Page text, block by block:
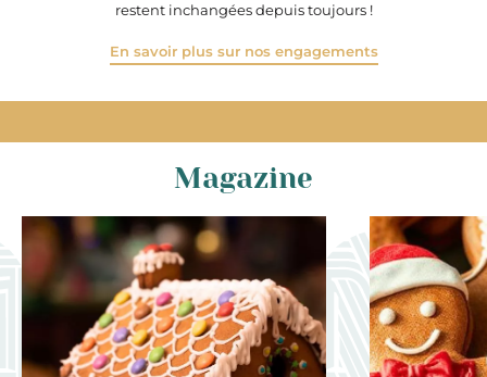
restent inchangées depuis toujours !
En savoir plus sur nos engagements
Magazine